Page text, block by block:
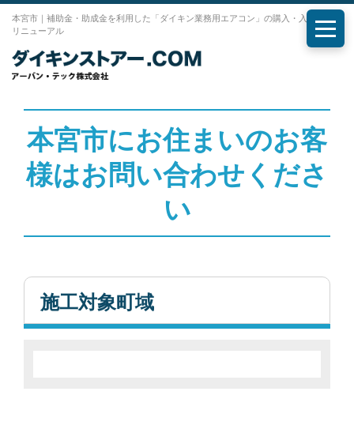
本宮市｜補助金・助成金を利用した「ダイキン業務用エアコン」の購入・入れ替え・
リニューアル
メニ
本宮市にお住まいのお客
様はお問い合わせくださ
い
施工対象町域